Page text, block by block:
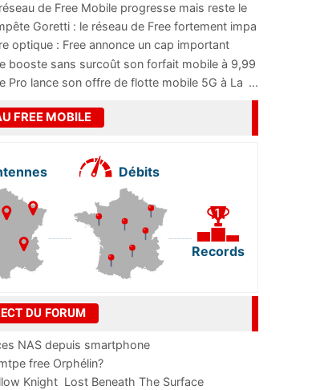
de Free Mobile progresse mais reste le
...
Goretti : le réseau de Free fortement impa
optique : Free annonce un cap important
...
booste sans surcoût son forfait mobile à 9,99
Pro lance son offre de flotte mobile 5G à La ...
FREE MOBILE
Débits
Records
DU FORUM
NAS depuis smartphone
free Orphélin?
Knight  Lost Beneath The Surface